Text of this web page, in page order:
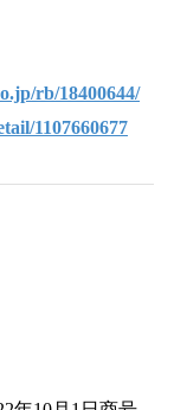
rb/18400644/
1107660677